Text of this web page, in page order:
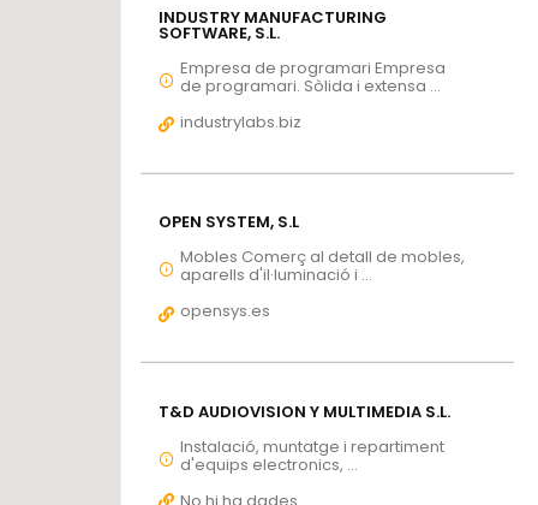
INDUSTRY MANUFACTURING
SOFTWARE, S.L.
Empresa de programari Empresa
de programari. Sòlida i extensa ...
industrylabs.biz
OPEN SYSTEM, S.L
Mobles Comerç al detall de mobles,
aparells d'il·luminació i ...
opensys.es
T&D AUDIOVISION Y MULTIMEDIA S.L.
Instalació, muntatge i repartiment
d'equips electronics, ...